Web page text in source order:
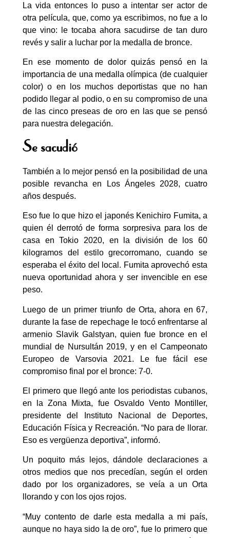
La vida entonces lo puso a intentar ser actor de
otra película, que, como ya escribimos, no fue a lo
que vino: le tocaba ahora sacudirse de tan duro
revés y salir a luchar por la medalla de bronce.
En ese momento de dolor quizás pensó en la
importancia de una medalla olímpica (de cualquier
color) o en los muchos deportistas que no han
podido llegar al podio, o en su compromiso de una
de las cinco preseas de oro en las que se pensó
para nuestra delegación.
Se sacudió
También a lo mejor pensó en la posibilidad de una
posible revancha en Los Ángeles 2028, cuatro
años después.
Eso fue lo que hizo el japonés Kenichiro Fumita, a
quien él derrotó de forma sorpresiva para los de
casa en Tokio 2020, en la división de los 60
kilogramos del estilo grecorromano, cuando se
esperaba el éxito del local. Fumita aprovechó esta
nueva oportunidad ahora y ser invencible en ese
peso.
Luego de un primer triunfo de Orta, ahora en 67,
durante la fase de repechage le tocó enfrentarse al
armenio Slavik Galstyan, quien fue bronce en el
mundial de Nursultán 2019, y en el Campeonato
Europeo de Varsovia 2021. Le fue fácil ese
compromiso final por el bronce: 7-0.
El primero que llegó ante los periodistas cubanos,
en la Zona Mixta, fue Osvaldo Vento Montiller,
presidente del Instituto Nacional de Deportes,
Educación Física y Recreación. “No para de llorar.
Eso es vergüenza deportiva”, informó.
Un poquito más lejos, dándole declaraciones a
otros medios que nos precedían, según el orden
dado por los organizadores, se veía a un Orta
llorando y con los ojos rojos.
“Muy contento de darle esta medalla a mi país,
aunque no haya sido la de oro”, fue lo primero que